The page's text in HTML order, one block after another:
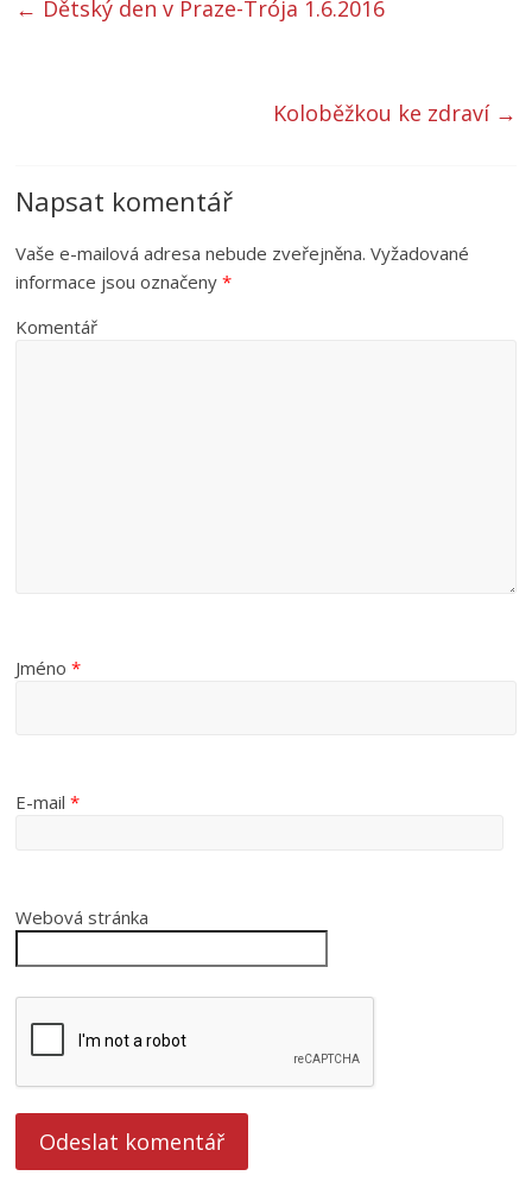
← Dětský den v Praze-Trója 1.6.2016
Koloběžkou ke zdraví →
Napsat komentář
Vaše e-mailová adresa nebude zveřejněna. Vyžadované
informace jsou označeny*
Komentář
Jméno*
E-mail*
Webová stránka